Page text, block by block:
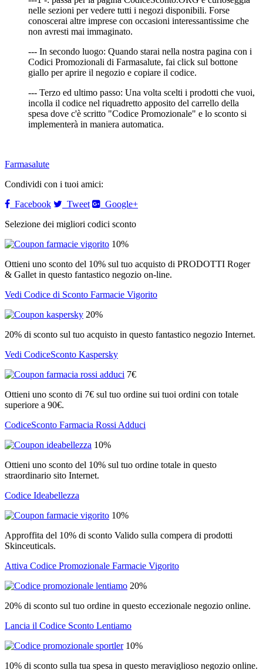
nelle sezioni per vedere tutti i negozi disponibili. Forse
conoscerai altre imprese con occasioni interessantissime che
non avresti mai immaginato.
--- In secondo luogo: Quando starai nella nostra pagina con i
Codici Promozionali di Farmasalute, fai click sul bottone
giallo per aprire il negozio e copiare il codice.
--- Terzo ed ultimo passo: Una volta scelti i prodotti che vuoi,
incolla il codice nel riquadretto apposito del carrello della
spesa dove c'è scritto "Codice Promozionale" e lo sconto si
implementerà in maniera automatica.
Farmasalute
Condividi con i tuoi amici:
Facebook
Tweet
Google+
Selezione dei migliori codici sconto
10%
Ottieni uno sconto del 10% sul tuo acquisto di PRODOTTI Roger
& Gallet in questo fantastico negozio on-line.
Vedi Codice di Sconto Farmacie Vigorito
20%
20% di sconto sul tuo acquisto in questo fantastico negozio Internet.
Vedi CodiceSconto Kaspersky
7€
Ottieni uno sconto di 7€ sul tuo ordine sui tuoi ordini con totale
superiore a 90€.
CodiceSconto Farmacia Rossi Adduci
10%
Ottieni uno sconto del 10% sul tuo ordine totale in questo
straordinario sito Internet.
Codice Ideabellezza
10%
Approffita del 10% di sconto Valido sulla compera di prodotti
Skinceuticals.
Attiva Codice Promozionale Farmacie Vigorito
20%
20% di sconto sul tuo ordine in questo eccezionale negozio online.
Lancia il Codice Sconto Lentiamo
10%
10% di sconto sulla tua spesa in questo meraviglioso negozio online.